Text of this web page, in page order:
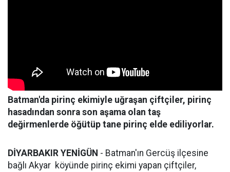
Batman'da pirinç ekimiyle uğraşan çiftçiler, pirinç
hasadından sonra son aşama olan taş
değirmenlerde öğütüp tane pirinç elde ediliyorlar.
DİYARBAKIR YENİGÜN - Batman'ın Gercüş ilçesine
bağlı Akyar köyünde pirinç ekimi yapan çiftçiler,